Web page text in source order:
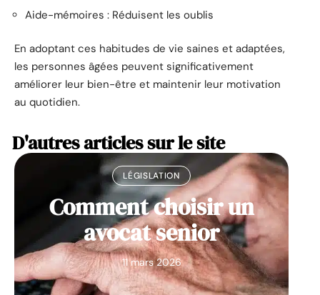
Aide-mémoires : Réduisent les oublis
En adoptant ces habitudes de vie saines et adaptées,
les personnes âgées peuvent significativement
améliorer leur bien-être et maintenir leur motivation
au quotidien.
D'autres articles sur le site
LÉGISLATION
Comment choisir un
avocat senior
11 mars 2026